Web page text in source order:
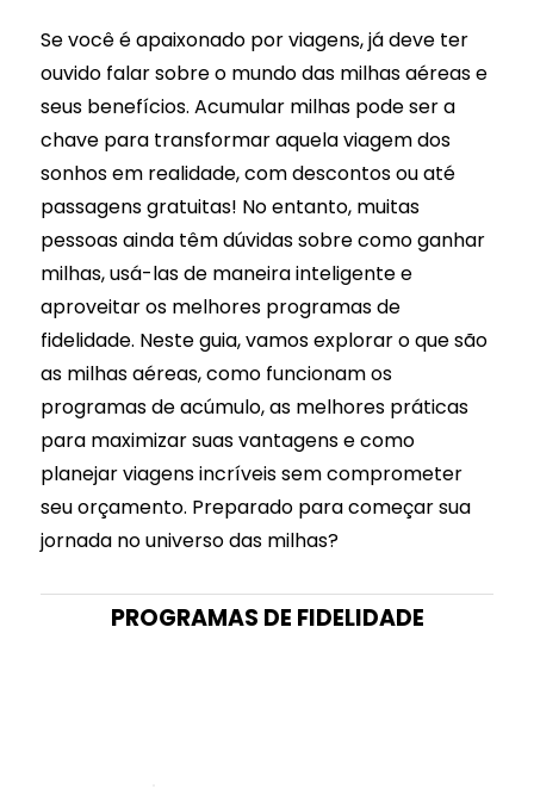
Se você é apaixonado por viagens, já deve ter
ouvido falar sobre o mundo das milhas aéreas e
seus benefícios. Acumular milhas pode ser a
chave para transformar aquela viagem dos
sonhos em realidade, com descontos ou até
passagens gratuitas! No entanto, muitas
pessoas ainda têm dúvidas sobre como ganhar
milhas, usá-las de maneira inteligente e
aproveitar os melhores programas de
fidelidade. Neste guia, vamos explorar o que são
as milhas aéreas, como funcionam os
programas de acúmulo, as melhores práticas
para maximizar suas vantagens e como
planejar viagens incríveis sem comprometer
seu orçamento. Preparado para começar sua
jornada no universo das milhas?
PROGRAMAS DE FIDELIDADE